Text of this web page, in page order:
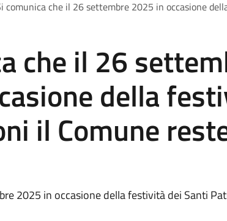
comunica che il 26 settembre 2025 in occasione
che il 26
della
il Comune
2025 in occasione della festività dei Santi